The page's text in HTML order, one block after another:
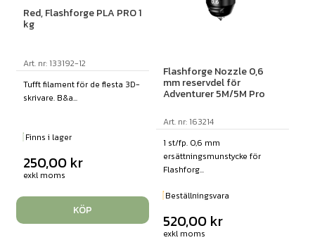
Red, Flashforge PLA PRO 1
kg
Art. nr: 133192-12
Tufft filament för de flesta 3D-
skrivare. B&a...
Finns i lager
250,00 kr
exkl moms
KÖP
Flashforge Nozzle 0,6
mm reservdel för
Adventurer 5M/5M Pro
Art. nr: 163214
1 st/fp. 0,6 mm
ersättningsmunstycke för
Flashforg...
Beställningsvara
520,00 kr
exkl moms